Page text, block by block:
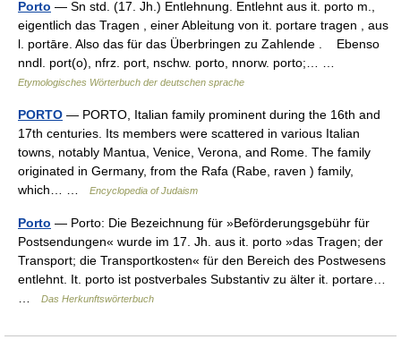
Porto — Sn std. (17. Jh.) Entlehnung. Entlehnt aus it. porto m.,
eigentlich das Tragen , einer Ableitung von it. portare tragen , aus
l. portāre. Also das für das Überbringen zu Zahlende . Ebenso
nndl. port(o), nfrz. port, nschw. porto, nnorw. porto;… …
Etymologisches Wörterbuch der deutschen sprache
PORTO — PORTO, Italian family prominent during the 16th and
17th centuries. Its members were scattered in various Italian
towns, notably Mantua, Venice, Verona, and Rome. The family
originated in Germany, from the Rafa (Rabe, raven ) family,
which… …
Encyclopedia of Judaism
Porto — Porto: Die Bezeichnung für »Beförderungsgebühr für
Postsendungen« wurde im 17. Jh. aus it. porto »das Tragen; der
Transport; die Transportkosten« für den Bereich des Postwesens
entlehnt. It. porto ist postverbales Substantiv zu älter it. portare…
Das Herkunftswörterbuch